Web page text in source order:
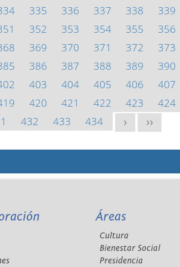
335 336 337 338 339
352 353 354 355 356
369 370 371 372 373
386 387 388 389 390
403 404 405 406 407
420 421 422 423 424
432 433 434 > >>
Áreas
Cultura
Bienestar Social
Presidencia